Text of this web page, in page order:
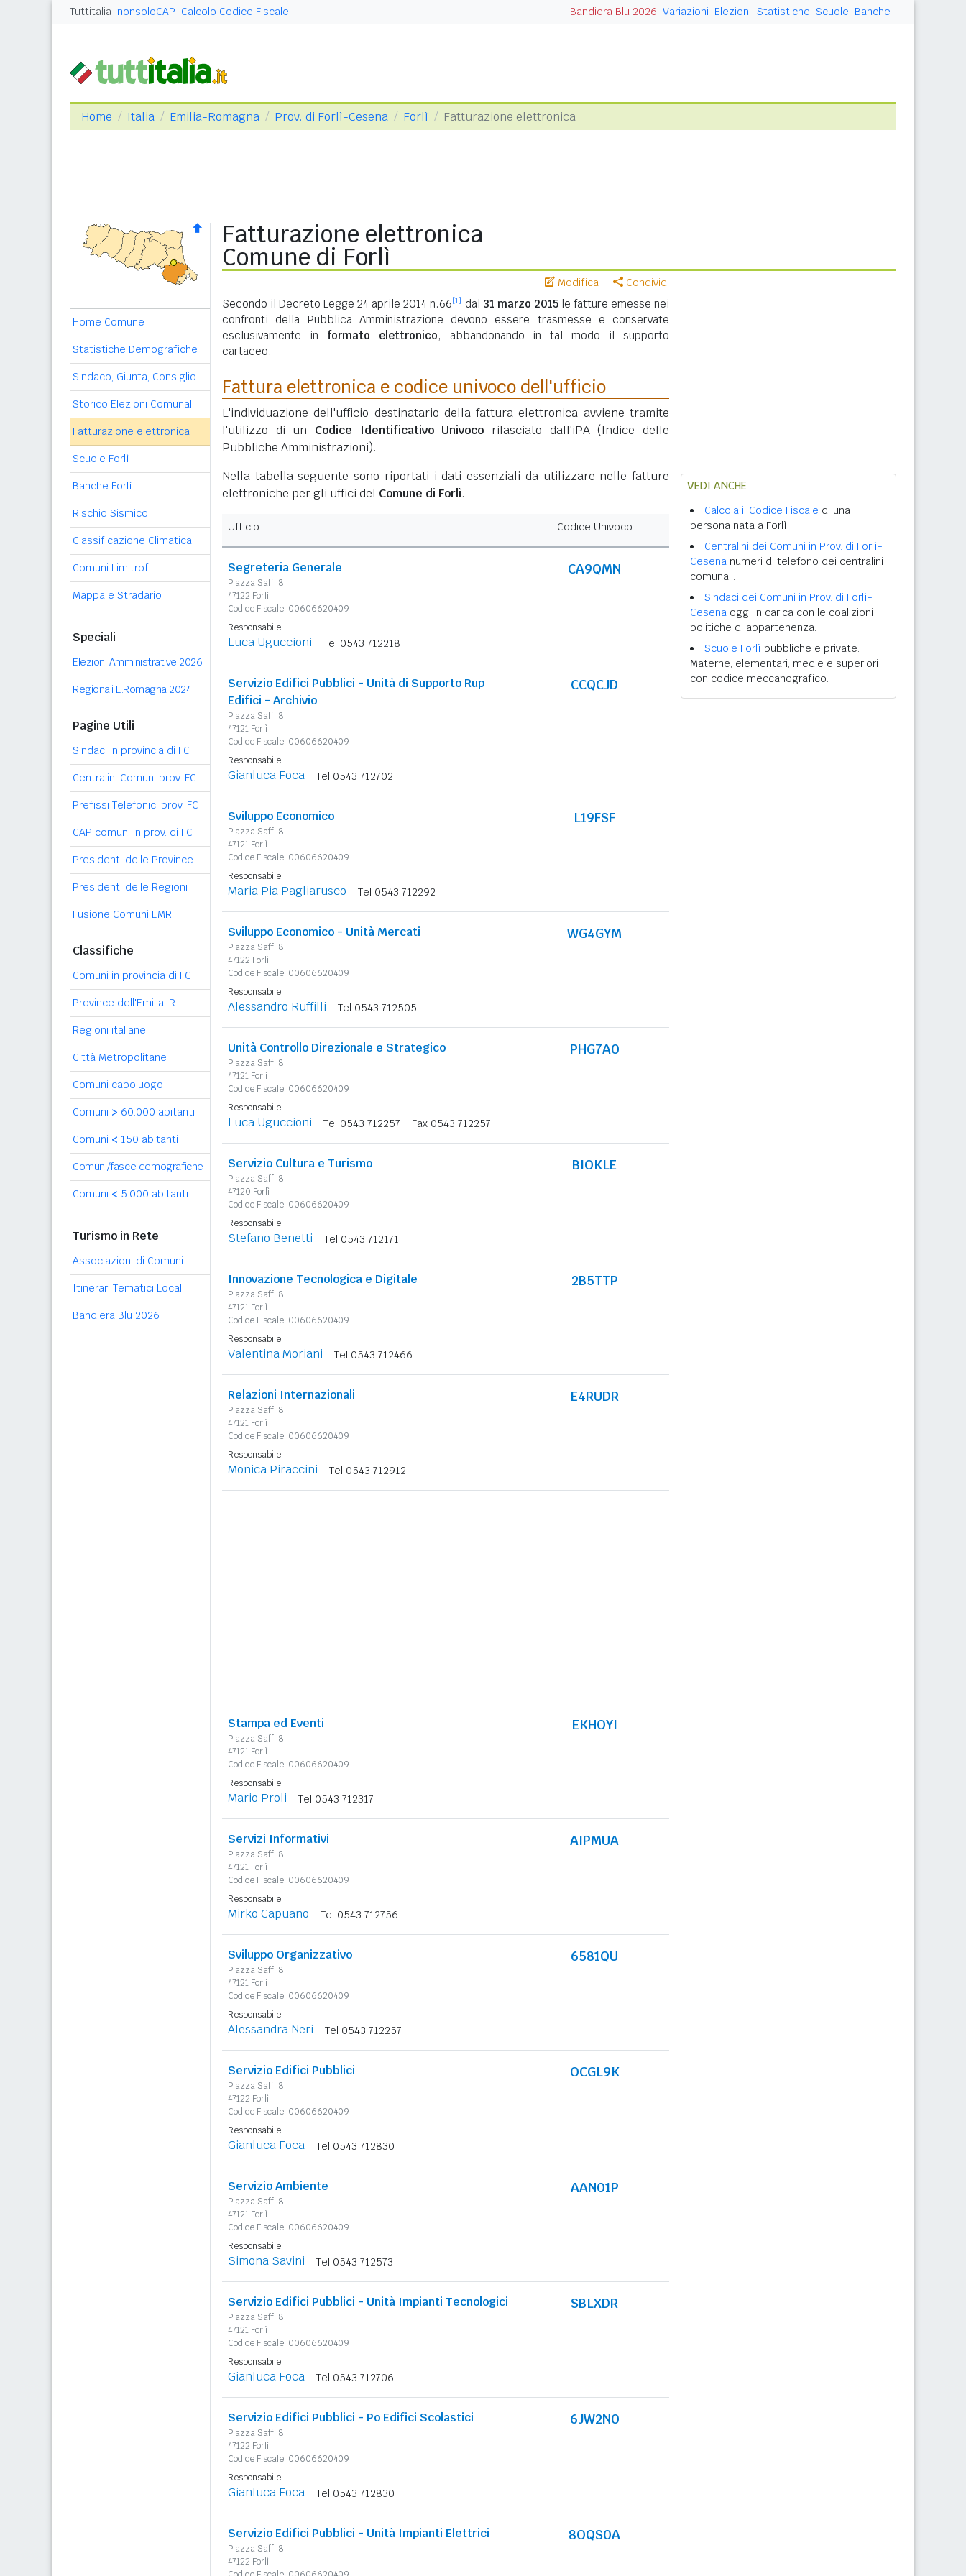
Tuttitalia nonsoloCAP Calcolo Codice Fiscale Bandiera Blu 2026 Variazioni Elezioni Statistiche Scuole Banche
Home Italia Emilia-Romagna Prov. di Forlì-Cesena Forlì Fatturazione elettronica
Home Comune
Statistiche Demografiche
Sindaco, Giunta, Consiglio
Storico Elezioni Comunali
Fatturazione elettronica
Scuole Forlì
Banche Forlì
Rischio Sismico
Classificazione Climatica
Comuni Limitrofi
Mappa e Stradario
Speciali
Elezioni Amministrative 2026
Regionali E.Romagna 2024
Pagine Utili
Sindaci in provincia di FC
Centralini Comuni prov. FC
Prefissi Telefonici prov. FC
CAP comuni in prov. di FC
Presidenti delle Province
Presidenti delle Regioni
Fusione Comuni EMR
Classifiche
Comuni in provincia di FC
Province dell'Emilia-R.
Regioni italiane
Città Metropolitane
Comuni capoluogo
Comuni > 60.000 abitanti
Comuni < 150 abitanti
Comuni/fasce demografiche
Comuni < 5.000 abitanti
Turismo in Rete
Associazioni di Comuni
Itinerari Tematici Locali
Bandiera Blu 2026
Fatturazione elettronica
Comune di Forlì
Modifica Condividi
Secondo il Decreto Legge 24 aprile 2014 n.66[1] dal 31 marzo 2015le fatture emesse nei
confronti della Pubblica Amministrazione devono essere trasmesse e conservate
esclusivamente in formato elettronico, abbandonando in tal modo il supporto
cartaceo.
Fattura elettronica e codice univoco dell'ufficio
L'individuazione dell'ufficio destinatario della fattura elettronica avviene tramite
l'utilizzo di un Codice Identificativo Univoco rilasciato dall'iPA (Indice delle
Pubbliche Amministrazioni).
Nella tabella seguente sono riportati i dati essenziali da utilizzare nelle fatture
elettroniche per gli uffici del Comune di Forlì.
Ufficio Codice Univoco
Segreteria Generale
Piazza Saffi 8
47122 Forlì
Codice Fiscale: 00606620409
CA9QMN
Responsabile:
Luca Uguccioni Tel 0543 712218
Servizio Edifici Pubblici - Unità di Supporto Rup
Edifici - Archivio
Piazza Saffi 8
47121 Forlì
Codice Fiscale: 00606620409
CCQCJD
Responsabile:
Gianluca Foca Tel 0543 712702
Sviluppo Economico
Piazza Saffi 8
47121 Forlì
Codice Fiscale: 00606620409
L19FSF
Responsabile:
Maria Pia Pagliarusco Tel 0543 712292
Sviluppo Economico - Unità Mercati
Piazza Saffi 8
47122 Forlì
Codice Fiscale: 00606620409
WG4GYM
Responsabile:
Alessandro Ruffilli Tel 0543 712505
Unità Controllo Direzionale e Strategico
Piazza Saffi 8
47121 Forlì
Codice Fiscale: 00606620409
PHG7A0
Responsabile:
Luca Uguccioni Tel 0543 712257 Fax 0543 712257
Servizio Cultura e Turismo
Piazza Saffi 8
47120 Forlì
Codice Fiscale: 00606620409
BIOKLE
Responsabile:
Stefano Benetti Tel 0543 712171
Innovazione Tecnologica e Digitale
Piazza Saffi 8
47121 Forlì
Codice Fiscale: 00606620409
2B5TTP
Responsabile:
Valentina Moriani Tel 0543 712466
Relazioni Internazionali
Piazza Saffi 8
47121 Forlì
Codice Fiscale: 00606620409
E4RUDR
Responsabile:
Monica Piraccini Tel 0543 712912
Stampa ed Eventi
Piazza Saffi 8
47121 Forlì
Codice Fiscale: 00606620409
EKHOYI
Responsabile:
Mario Proli Tel 0543 712317
Servizi Informativi
Piazza Saffi 8
47121 Forlì
Codice Fiscale: 00606620409
AIPMUA
Responsabile:
Mirko Capuano Tel 0543 712756
Sviluppo Organizzativo
Piazza Saffi 8
47121 Forlì
Codice Fiscale: 00606620409
6581QU
Responsabile:
Alessandra Neri Tel 0543 712257
Servizio Edifici Pubblici
Piazza Saffi 8
47122 Forlì
Codice Fiscale: 00606620409
OCGL9K
Responsabile:
Gianluca Foca Tel 0543 712830
Servizio Ambiente
Piazza Saffi 8
47121 Forlì
Codice Fiscale: 00606620409
AAN01P
Responsabile:
Simona Savini Tel 0543 712573
Servizio Edifici Pubblici - Unità Impianti Tecnologici
Piazza Saffi 8
47121 Forlì
Codice Fiscale: 00606620409
SBLXDR
Responsabile:
Gianluca Foca Tel 0543 712706
Servizio Edifici Pubblici - Po Edifici Scolastici
Piazza Saffi 8
47122 Forlì
Codice Fiscale: 00606620409
6JW2N0
Responsabile:
Gianluca Foca Tel 0543 712830
Servizio Edifici Pubblici - Unità Impianti Elettrici
Piazza Saffi 8
47122 Forlì
8OQS0A
VEDI ANCHE
Calcola il Codice Fiscale di una
persona nata a Forlì.
Centralini dei Comuni in Prov. di Forlì-
Cesena numeri di telefono dei centralini
comunali.
Sindaci dei Comuni in Prov. di Forlì-
Cesena oggi in carica con le coalizioni
politiche di appartenenza.
Scuole Forlì pubbliche e private.
Materne, elementari, medie e superiori
con codice meccanografico.